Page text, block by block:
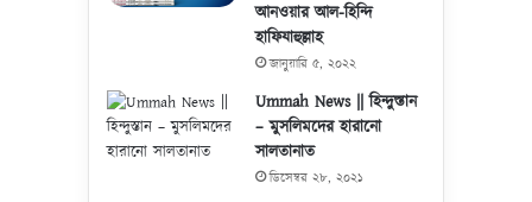
আনওয়ার আল-হিন্দি
হাফিযাহুল্লাহ
জানুয়ারি ৫, ২০২২
Ummah News || হিন্দুস্তান
– মুসলিমদের হারানো
সালতানাত
ডিসেম্বর ২৮, ২০২১